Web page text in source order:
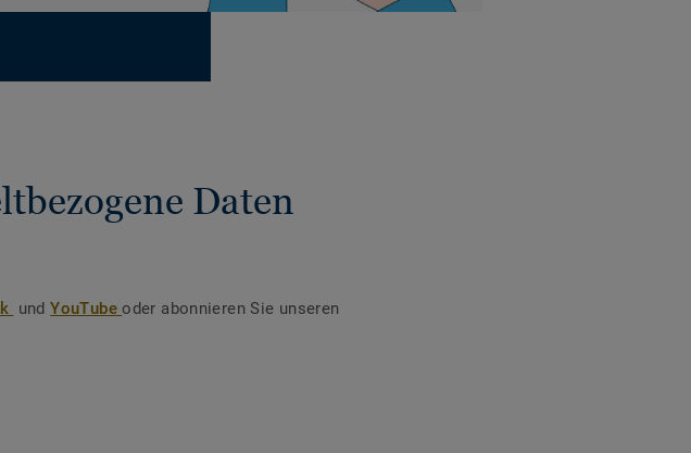
Daten
undYouTubeoder abonnieren Sie unseren